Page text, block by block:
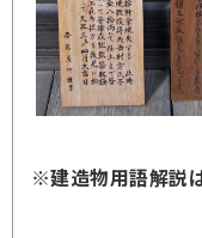
※建造物用語解説